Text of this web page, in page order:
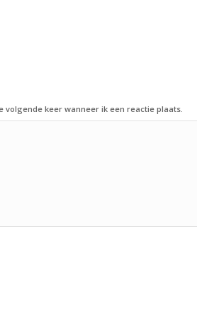
volgende keer wanneer ik een reactie plaats.